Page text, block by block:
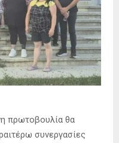
πρωτοβουλία θα
συνεργασίες